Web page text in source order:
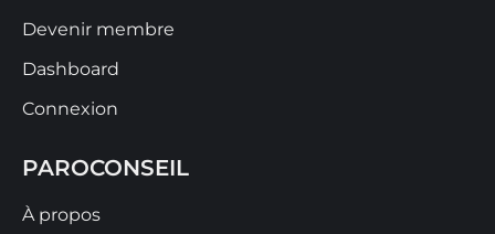
Devenir membre
Dashboard
Connexion
PAROCONSEIL
À propos